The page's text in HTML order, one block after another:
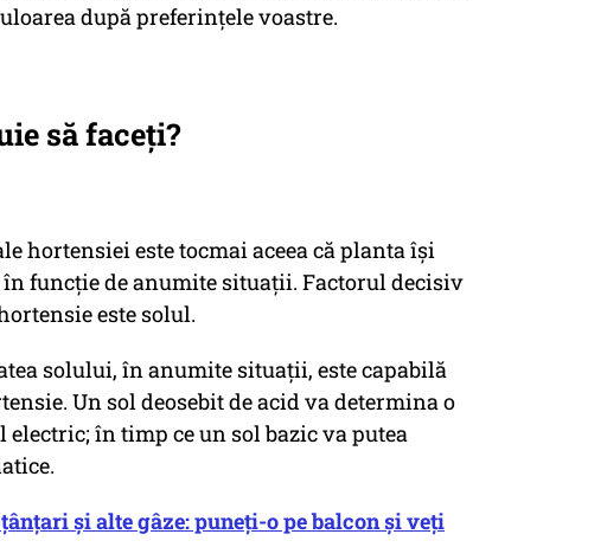
după preferințele voastre.
să faceți?
hortensiei este tocmai aceea că planta își
funcție de anumite situații. Factorul decisiv
este solul.
solului, în anumite situații, este capabilă
Un sol deosebit de acid va determina o
în timp ce un sol bazic va putea
și alte gâze: puneți-o pe balcon și veți